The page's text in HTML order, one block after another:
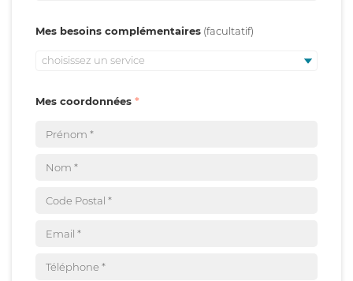
Mes besoins complémentaires
choisissez un service
Mes coordonnées